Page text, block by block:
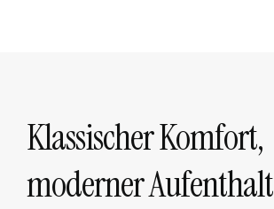
Klassischer Komfort,
moderner Aufenthalt